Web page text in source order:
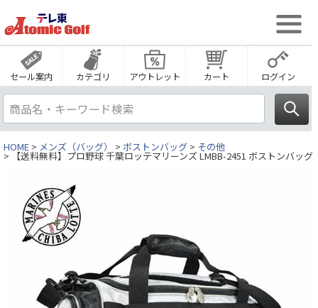
セール案内 カテゴリ アウトレット カート ログイン
HOME メンズ（バッグ） ボストンバッグ その他
【送料無料】プロ野球 千葉ロッテマリーンズ LMBB-2451 ボストンバッグ